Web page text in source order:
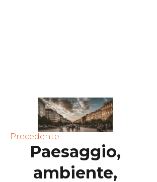
Precedente
Paesaggio,
ambiente,